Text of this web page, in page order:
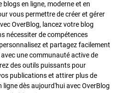
en ligne, moderne et en
vous permettre de créer et gérer
OverBlog, lancez votre blog
nécessiter de compétences
et partagez facilement
une communauté active de
des outils puissants pour
publications et attirer plus de
ligne dès aujourd'hui avec OverBlog